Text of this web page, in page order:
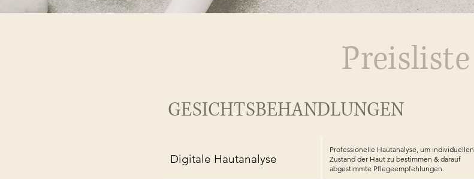
Preisliste
GESICHTSBEHANDLUNGEN
Digitale Hautanalyse
Professionelle Hautanalyse, um individuellen
Zustand der Haut zu bestimmen & darauf
abgestimmte Pflegeempfehlungen.